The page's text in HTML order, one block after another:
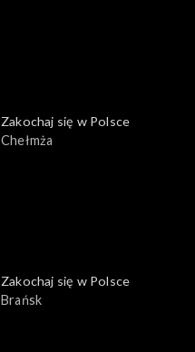
Zakochaj się w Polsce
Chełmża
Zakochaj się w Polsce
Brańsk